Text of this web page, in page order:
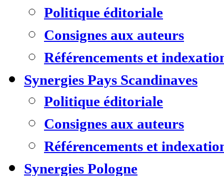
Politique éditoriale
Consignes aux auteurs
Référencements et
Synergies Pays Scandinaves
Politique éditoriale
Consignes aux auteurs
Référencements et
Synergies Pologne